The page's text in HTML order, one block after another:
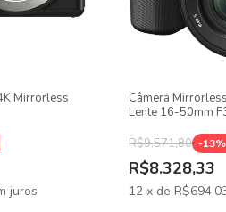
Mirrorless
juros
Câmera
Lente 16-50mm
R$9.571,80 -13
R$8.328,33
12 x de